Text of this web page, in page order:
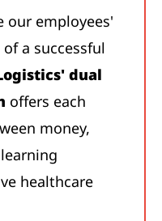
our employees'
a successful
dual
offers each
money,
healthcare